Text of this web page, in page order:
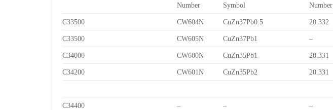
Number Symbol Number
C33500 CW604N CuZn37Pb0.5 20.332
C33500 CW605N CuZn37Pb1 –
C34000 CW600N CuZn35Pb1 20.331
C34200 CW601N CuZn35Pb2 20.331
C34400 – – –